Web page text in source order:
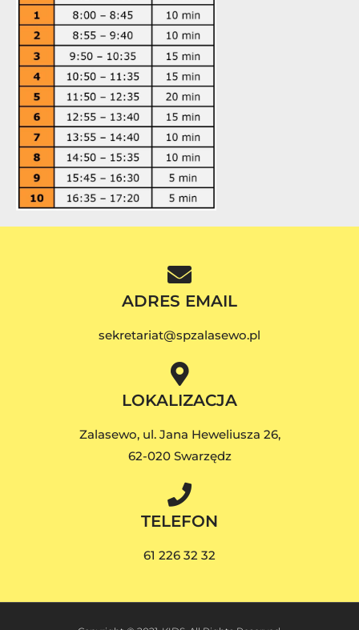
ADRES EMAIL
sekretariat@spzalasewo.pl
LOKALIZACJA
Zalasewo, ul. Jana Heweliusza 26,
62-020 Swarzędz
TELEFON
61 226 32 32